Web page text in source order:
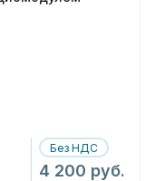
Без НДС
4 200 руб.